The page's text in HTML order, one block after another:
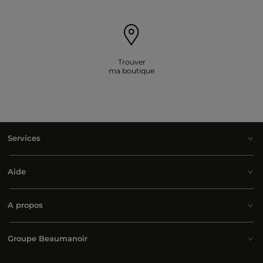
Trouver
ma boutique
Services
Aide
A propos
Groupe Beaumanoir